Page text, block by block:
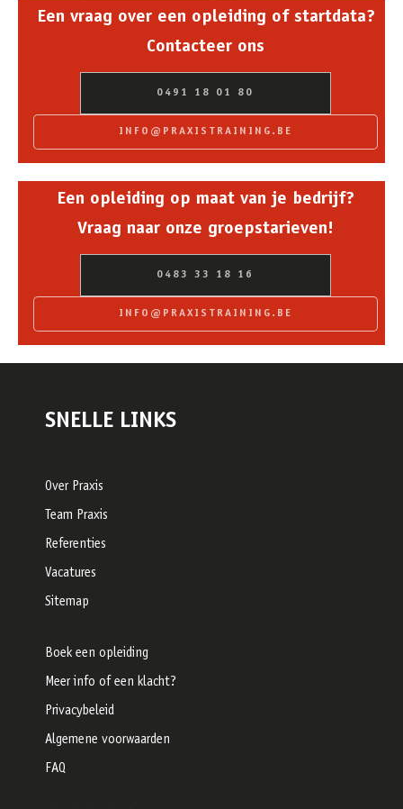
Een vraag over een opleiding of startdata?
Contacteer ons
0491 18 01 80
INFO@PRAXISTRAINING.BE
Een opleiding op maat van je bedrijf?
Vraag naar onze groepstarieven!
0483 33 18 16
INFO@PRAXISTRAINING.BE
SNELLE LINKS
Over Praxis
Team Praxis
Referenties
Vacatures
Sitemap
Boek een opleiding
Meer info of een klacht?
Privacybeleid
Algemene voorwaarden
FAQ